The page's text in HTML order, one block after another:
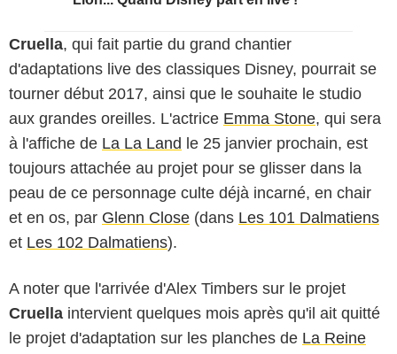
Cruella, qui fait partie du grand chantier
d'adaptations live des classiques Disney, pourrait se
tourner début 2017, ainsi que le souhaite le studio
aux grandes oreilles. L'actrice Emma Stone, qui sera
à l'affiche de La La Land le 25 janvier prochain, est
toujours attachée au projet pour se glisser dans la
peau de ce personnage culte déjà incarné, en chair
et en os, par Glenn Close (dans Les 101 Dalmatiens
et Les 102 Dalmatiens).
A noter que l'arrivée d'Alex Timbers sur le projet
Cruella intervient quelques mois après qu'il ait quitté
le projet d'adaptation sur les planches de La Reine